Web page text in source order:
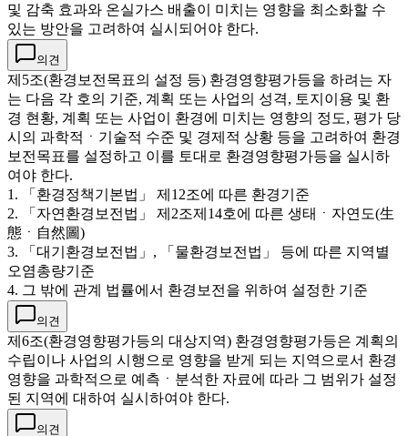
및 감축 효과와 온실가스 배출이 미치는 영향을 최소화할 수
있는 방안을 고려하여 실시되어야 한다.
의견
제5조(환경보전목표의 설정 등) 환경영향평가등을 하려는 자
는 다음 각 호의 기준, 계획 또는 사업의 성격, 토지이용 및 환
경 현황, 계획 또는 사업이 환경에 미치는 영향의 정도, 평가 당
시의 과학적ㆍ기술적 수준 및 경제적 상황 등을 고려하여 환경
보전목표를 설정하고 이를 토대로 환경영향평가등을 실시하
여야 한다.
1. 「환경정책기본법」 제12조에 따른 환경기준
2. 「자연환경보전법」 제2조제14호에 따른 생태ㆍ자연도(生
態ㆍ自然圖)
3. 「대기환경보전법」, 「물환경보전법」 등에 따른 지역별
오염총량기준
4. 그 밖에 관계 법률에서 환경보전을 위하여 설정한 기준
의견
제6조(환경영향평가등의 대상지역) 환경영향평가등은 계획의
수립이나 사업의 시행으로 영향을 받게 되는 지역으로서 환경
영향을 과학적으로 예측ㆍ분석한 자료에 따라 그 범위가 설정
된 지역에 대하여 실시하여야 한다.
의견